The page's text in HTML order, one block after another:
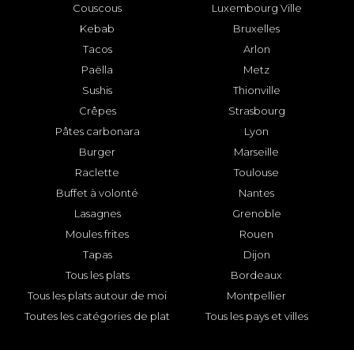
Couscous
Kebab
Tacos
Paëlla
Sushis
Crêpes
Pâtes carbonara
Burger
Raclette
Buffet à volonté
Lasagnes
Moules frites
Tapas
Tous les plats
Tous les plats autour de moi
Toutes les catégories de plat
Luxembourg Ville
Bruxelles
Arlon
Metz
Thionville
Strasbourg
Lyon
Marseille
Toulouse
Nantes
Grenoble
Rouen
Dijon
Bordeaux
Montpellier
Tous les pays et villes